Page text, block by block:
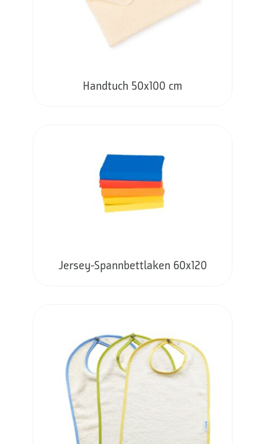
Handtuch 50x100 cm
Jersey-Spannbettlaken 60x120